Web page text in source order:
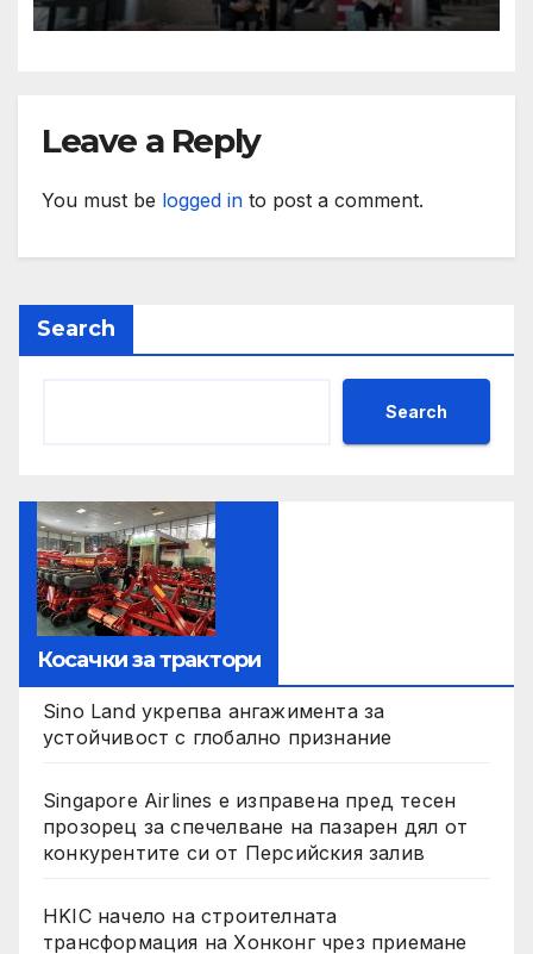
Leave a Reply
You must be logged in to post a comment.
Search
Search
Косачки за трактори
Sino Land укрепва ангажимента за
устойчивост с глобално признание
Singapore Airlines е изправена пред тесен
прозорец за спечелване на пазарен дял от
конкурентите си от Персийския залив
HKIC начело на строителната
трансформация на Хонконг чрез приемане